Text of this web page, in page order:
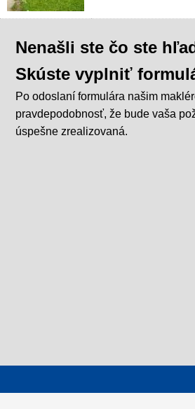
Nenašli ste čo ste
Skúste vyplniť
Po odoslaní formulára našim
pravdepodobnosť, že bude vaša
úspešne zrealizovaná.